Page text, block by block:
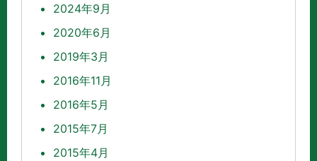
2024年9月
2020年6月
2019年3月
2016年11月
2016年5月
2015年7月
2015年4月